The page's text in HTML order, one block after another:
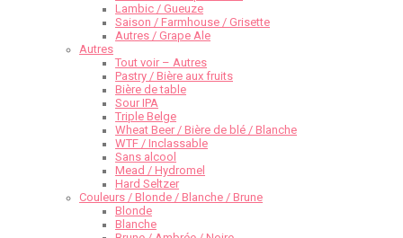
Lambic / Gueuze
Saison / Farmhouse / Grisette
Autres / Grape Ale
Autres
Tout voir – Autres
Pastry / Bière aux fruits
Bière de table
Sour IPA
Triple Belge
Wheat Beer / Bière de blé / Blanche
WTF / Inclassable
Sans alcool
Mead / Hydromel
Hard Seltzer
Couleurs / Blonde / Blanche / Brune
Blonde
Blanche